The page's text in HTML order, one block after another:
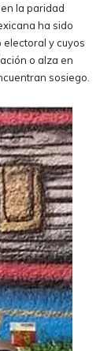
la paridad
ha sido
y cuyos
o alza en
sosiego.